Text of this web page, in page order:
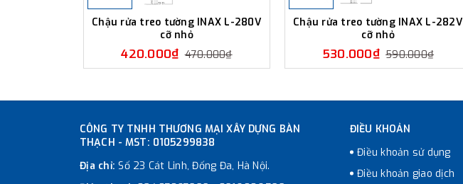
Chậu rửa treo tường INAX L-280V
cỡ nhỏ
420.000₫ 470.000₫
Chậu rửa treo tường INAX L-282V
cỡ nhỏ
530.000₫ 590.000₫
CÔNG TY TNHH THƯƠNG MẠI XÂY DỰNG BÀN
THẠCH - MST: 0105299838
Địa chỉ:Số 23 Cát Linh, Đống Đa, Hà Nội.
ĐIỀU KHOẢN
Điều khoản sử dụng
Điều khoản giao dịch